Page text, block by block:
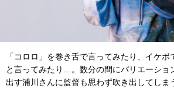
「コロロ」を巻き舌で言ってみたり、イケボ
と言ってみたり…。数分の間にバリエーショ
出す浦川さんに監督も思わず吹き出してしま